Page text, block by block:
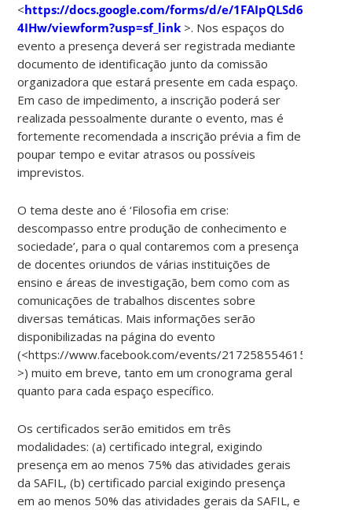
<https://docs.google.com/forms/d/e/
4IHw/viewform?usp=sf_link >. Nos espaços do
evento a presença deverá ser registrada mediante
documento de identificação junto da comissão
organizadora que estará presente em cada espaço.
Em caso de impedimento, a inscrição poderá ser
realizada pessoalmente durante o evento, mas é
fortemente recomendada a inscrição prévia a fim de
poupar tempo e evitar atrasos ou possíveis
imprevistos.
O tema deste ano é ‘Filosofia em crise:
descompasso entre produção de conhecimento e
sociedade’, para o qual contaremos com a presença
de docentes oriundos de várias instituições de
ensino e áreas de investigação, bem como com as
comunicações de trabalhos discentes sobre
diversas temáticas. Mais informações serão
disponibilizadas na página do evento
(<https://www.facebook.com/events/2172585546152493/
>) muito em breve, tanto em um cronograma geral
quanto para cada espaço específico.
Os certificados serão emitidos em três
modalidades: (a) certificado integral, exigindo
presença em ao menos 75% das atividades gerais
da SAFIL, (b) certificado parcial exigindo presença
em ao menos 50% das atividades gerais da SAFIL, e